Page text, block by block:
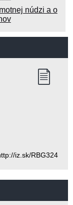
núdzi a o
RBG324